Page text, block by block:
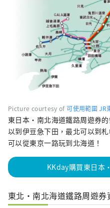
Picture courtesy of可使用範圍 JR
東日本・南北海道鐵路周遊券
以到伊豆急下田，最北可以到
可以從東京一路玩到北海道！
KKday購買東日本
東北・南北海道鐵路周遊券